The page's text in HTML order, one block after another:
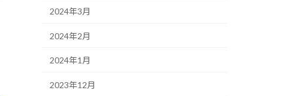
2024年3月
2024年2月
2024年1月
2023年12月